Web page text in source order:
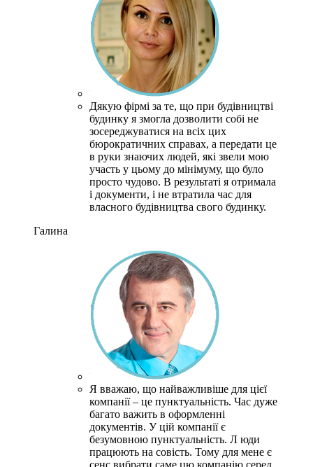
Дякую фірмі за те, що при будівництві
будинку я змогла дозволити собі не
зосереджуватися на всіх цих
бюрократичних справах, а передати це
в руки знаючих людей, які звели мою
участь у цьому до мінімуму, що було
просто чудово. В результаті я отримала
і документи, і не втратила час для
власного будівництва свого будинку.
Галина
Я вважаю, що найважливіше для цієї
компанії – це пунктуальність. Час дуже
багато важить в оформленні
документів. У цій компанії є
безумовною пунктуальність. Л юди
працюють на совість. Тому для мене є
сенс вибрати саме цю компанію серед